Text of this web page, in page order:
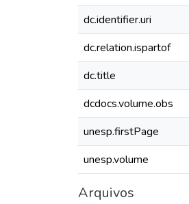
dc.identifier.uri
dc.relation.ispartof
dc.title
dcdocs.volume.obs
unesp.firstPage
unesp.volume
Arquivos